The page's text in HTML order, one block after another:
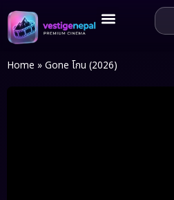
Home » Gone โกน (2026)